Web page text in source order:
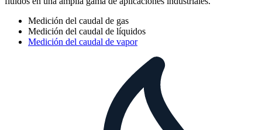
Medición del caudal de gas
Medición del caudal de líquidos
Medición del caudal de vapor